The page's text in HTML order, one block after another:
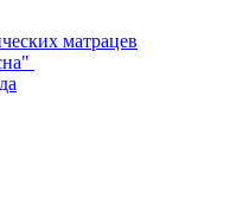
матрацев